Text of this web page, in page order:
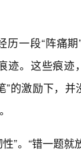
一段“阵痛
。这些痕迹
的激励下，并
”。“错一题